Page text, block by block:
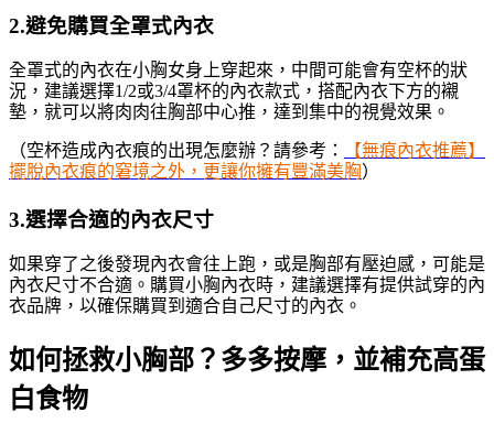
2.避免購買全罩式內衣
全罩式的內衣在小胸女身上穿起來，中間可能會有空杯的狀
況，建議選擇1/2或3/4罩杯的內衣款式，搭配內衣下方的襯
墊，就可以將肉肉往胸部中心推，達到集中的視覺效果。
（空杯造成內衣痕的出現怎麼辦？請參考：
【無痕內衣推薦】
擺脫內衣痕的窘境之外，更讓你擁有豐滿美胸）
3.選擇合適的內衣尺寸
如果穿了之後發現內衣會往上跑，或是胸部有壓迫感，可能是
內衣尺寸不合適。購買小胸內衣時，建議選擇有提供試穿的內
衣品牌，以確保購買到適合自己尺寸的內衣。
如何拯救小胸部？多多按摩，並補充高蛋
白食物